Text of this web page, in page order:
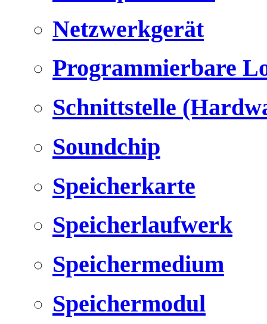
Netzwerkgerät
Programmierbare
Schnittstelle
Soundchip
Speicherkarte
Speicherlaufwerk
Speichermedium
Speichermodul